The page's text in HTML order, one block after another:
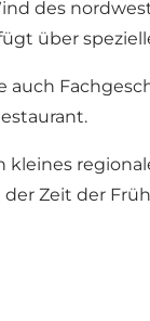
des
über
auch
kleines
Zeit der